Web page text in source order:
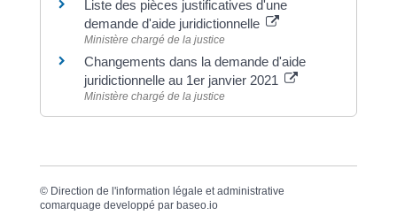
Liste des pièces justificatives d'une
demande d'aide juridictionnelle
Ministère chargé de la justice
Changements dans la demande d'aide
juridictionnelle au 1er janvier 2021
Ministère chargé de la justice
© Direction de l'information légale et administrative
comarquage developpé par baseo.io